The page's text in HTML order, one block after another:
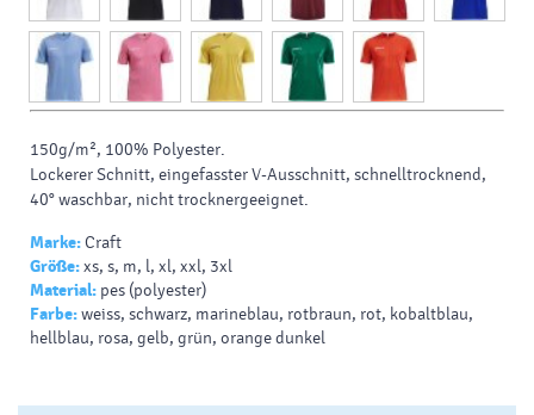
150g/m², 100% Polyester.
Lockerer Schnitt, eingefasster V-Ausschnitt, schnelltrocknend,
40° waschbar, nicht trocknergeeignet.
Marke:Craft
Größe:xs, s, m, l, xl, xxl, 3xl
Material: pes (polyester)
Farbe:weiss, schwarz, marineblau, rotbraun, rot, kobaltblau,
hellblau, rosa, gelb, grün, orange dunkel